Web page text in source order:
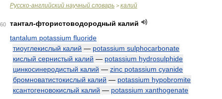
Русско-английский научный словарь > калий
60
тантал-фтористоводородный калий
tantalum potassium fluoride
тиоуглекислый калий — potassium sulphocarbonate
кислый сернистый калий — potassium hydrosulphide
цинкосинеродистый калий — zinc potassium cyanide
бромноватистокислый калий — potassium hypobromite
ксантогеновокислый калий — potassium xanthogenate